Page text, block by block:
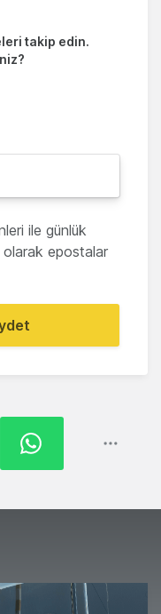
takip edin.
ile günlük
epostalar